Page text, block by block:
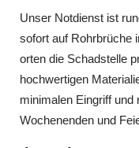
Unser Notdienst ist
sofort auf Rohrbrüche
orten die Schadstelle
hochwertigen
minimalen Eingriff
Wochenenden und